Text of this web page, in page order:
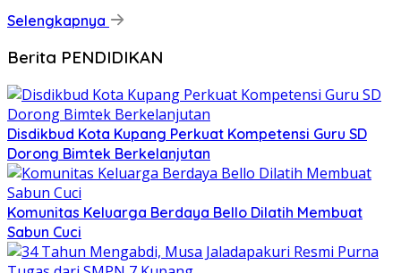
Selengkapnya
Berita PENDIDIKAN
Disdikbud Kota Kupang Perkuat Kompetensi Guru SD
Dorong Bimtek Berkelanjutan
Komunitas Keluarga Berdaya Bello Dilatih Membuat
Sabun Cuci